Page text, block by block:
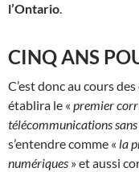
l’Ontario.
CINQ ANS
C’est donc au cours
établira le « premier
télécommunications
s’entendre comme « la
numériques » et aussi